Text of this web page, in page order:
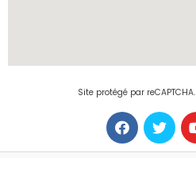
Site protégé par reCAPTCHA.